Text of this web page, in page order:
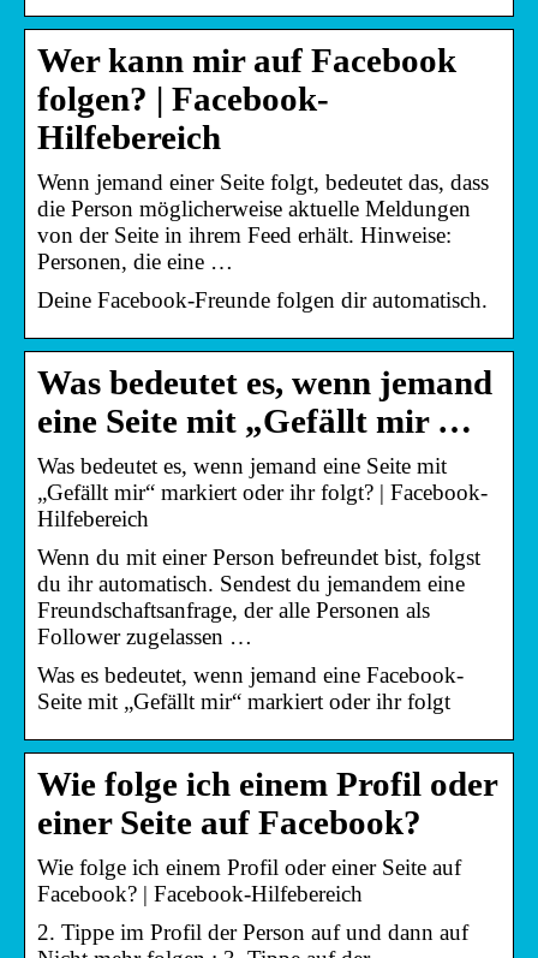
Wer kann mir auf Facebook
folgen? | Facebook-
Hilfebereich
Wenn jemand einer Seite folgt, bedeutet das, dass
die Person möglicherweise aktuelle Meldungen
von der Seite in ihrem Feed erhält. Hinweise:
Personen, die eine …
Deine Facebook-Freunde folgen dir automatisch.
Was bedeutet es, wenn jemand
eine Seite mit „Gefällt mir …
Was bedeutet es, wenn jemand eine Seite mit
„Gefällt mir“ markiert oder ihr folgt? | Facebook-
Hilfebereich
Wenn du mit einer Person befreundet bist, folgst
du ihr automatisch. Sendest du jemandem eine
Freundschaftsanfrage, der alle Personen als
Follower zugelassen …
Was es bedeutet, wenn jemand eine Facebook-
Seite mit „Gefällt mir“ markiert oder ihr folgt
Wie folge ich einem Profil oder
einer Seite auf Facebook?
Wie folge ich einem Profil oder einer Seite auf
Facebook? | Facebook-Hilfebereich
2. Tippe im Profil der Person auf und dann auf